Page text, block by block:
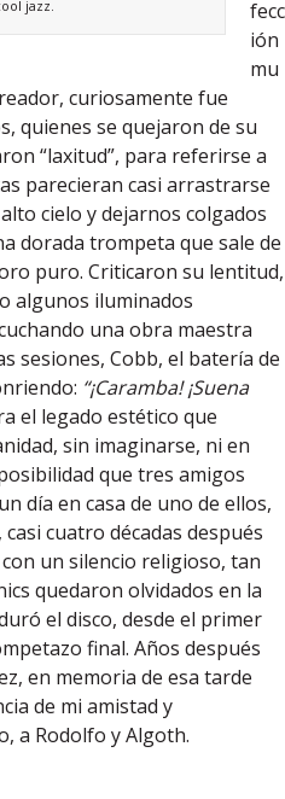
jazz.
fecc
ión
mu
curiosamente fue
quienes se quejaron de su
“laxitud”, para referirse a
parecieran casi arrastrarse
cielo y dejarnos colgados
dorada trompeta que sale de
puro. Criticaron su lentitud,
algunos iluminados
una obra maestra
sesiones, Cobb, el batería de
“¡Caramba! ¡Suena
el legado estético que
sin imaginarse, ni en
que tres amigos
día en casa de uno de ellos,
cuatro décadas después
un silencio religioso, tan
quedaron olvidados en la
el disco, desde el primer
final. Años después
en memoria de esa tarde
de mi amistad y
a Rodolfo y Algoth.